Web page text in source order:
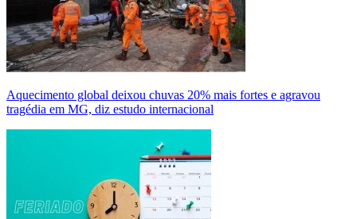
Aquecimento global deixou chuvas 20% mais fortes e agravou
tragédia em MG, diz estudo internacional